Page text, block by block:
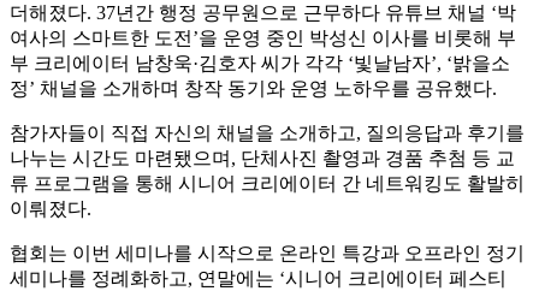
더해졌다. 37년간 행정 공무원으로 근무하다 유튜브 채널 ‘박
여사의 스마트한 도전’을 운영 중인 박성신 이사를 비롯해 부
부 크리에이터 남창욱·김호자 씨가 각각 ‘빛날남자’, ‘밝을소
정’ 채널을 소개하며 창작 동기와 운영 노하우를 공유했다.
참가자들이 직접 자신의 채널을 소개하고, 질의응답과 후기를
나누는 시간도 마련됐으며, 단체사진 촬영과 경품 추첨 등 교
류 프로그램을 통해 시니어 크리에이터 간 네트워킹도 활발히
이뤄졌다.
협회는 이번 세미나를 시작으로 온라인 특강과 오프라인 정기
세미나를 정례화하고, 연말에는 ‘시니어 크리에이터 페스티